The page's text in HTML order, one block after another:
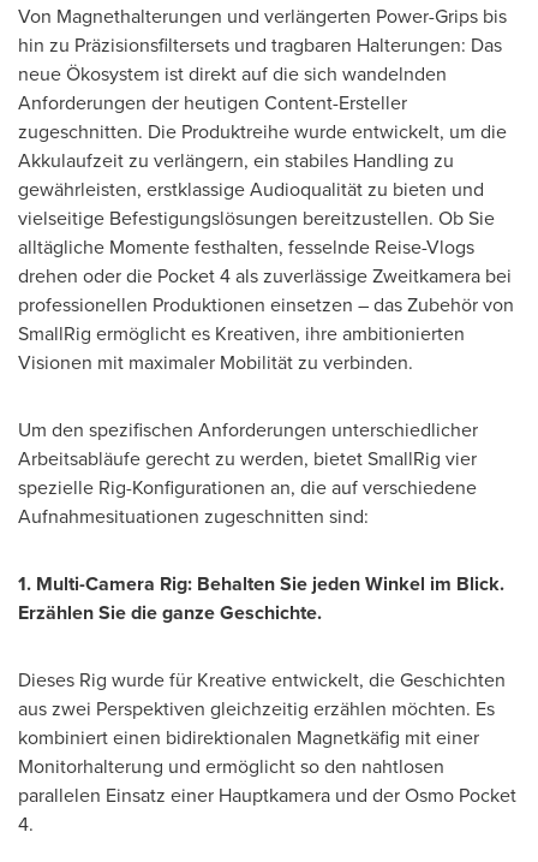
Von Magnethalterungen und verlängerten Power-Grips bis
hin zu Präzisionsfiltersets und tragbaren Halterungen: Das
neue Ökosystem ist direkt auf die sich wandelnden
Anforderungen der heutigen Content-Ersteller
zugeschnitten. Die Produktreihe wurde entwickelt, um die
Akkulaufzeit zu verlängern, ein stabiles Handling zu
gewährleisten, erstklassige Audioqualität zu bieten und
vielseitige Befestigungslösungen bereitzustellen. Ob Sie
alltägliche Momente festhalten, fesselnde Reise-Vlogs
drehen oder die Pocket 4 als zuverlässige Zweitkamera bei
professionellen Produktionen einsetzen – das Zubehör von
SmallRig ermöglicht es Kreativen, ihre ambitionierten
Visionen mit maximaler Mobilität zu verbinden.
Um den spezifischen Anforderungen unterschiedlicher
Arbeitsabläufe gerecht zu werden, bietet SmallRig vier
spezielle Rig-Konfigurationen an, die auf verschiedene
Aufnahmesituationen zugeschnitten sind:
1. Multi-Camera Rig: Behalten Sie jeden Winkel im Blick.
Erzählen Sie die ganze Geschichte.
Dieses Rig wurde für Kreative entwickelt, die Geschichten
aus zwei Perspektiven gleichzeitig erzählen möchten. Es
kombiniert einen bidirektionalen Magnetkäfig mit einer
Monitorhalterung und ermöglicht so den nahtlosen
parallelen Einsatz einer Hauptkamera und der Osmo Pocket
4.